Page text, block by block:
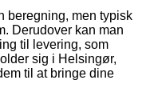
beregning, men typisk
Derudover kan man
til levering, som
sig i Helsingør,
til at bringe dine